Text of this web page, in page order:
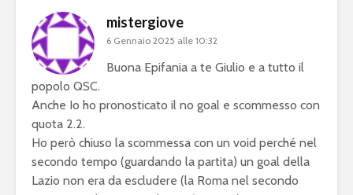
mistergiove
6 Gennaio 2025 alle 10:32
Buona Epifania a te Giulio e a tutto il
popolo QSC.
Anche Io ho pronosticato il no goal e scommesso con
quota 2.2.
Ho però chiuso la scommessa con un void perché nel
secondo tempo (guardando la partita) un goal della
Lazio non era da escludere (la Roma nel secondo